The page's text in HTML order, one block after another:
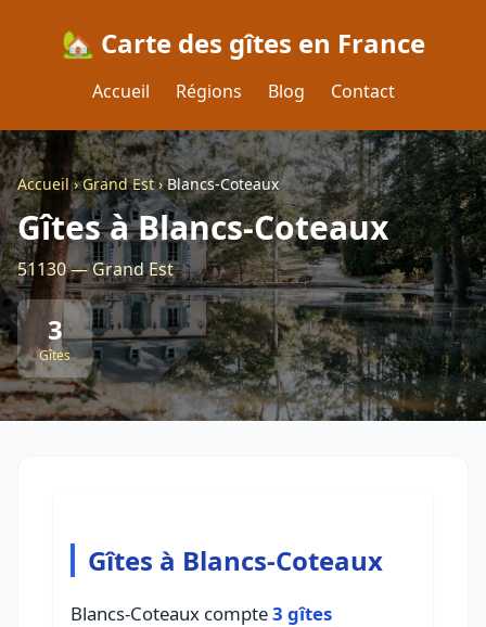
🏡 Carte des gîtes en France
Accueil Régions Blog Contact
Accueil›Grand Est›Blancs-Coteaux
Gîtes à Blancs-Coteaux
51130 — Grand Est
3
Gîtes
Gîtes à Blancs-Coteaux
Blancs-Coteaux compte3 gîtes